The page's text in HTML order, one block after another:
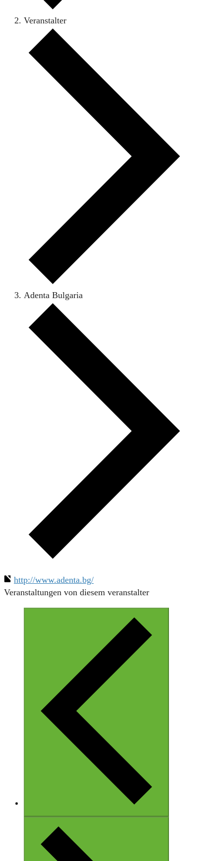
Veranstalter
Adenta Bulgaria
http://www.adenta.bg/
Veranstaltungen von diesem veranstalter